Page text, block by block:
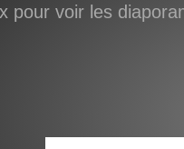
pour voir les